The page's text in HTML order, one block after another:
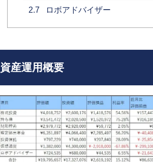
2.7 ロボアドバイザー
資産運用概要